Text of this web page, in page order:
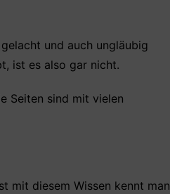
und auch ungläubig
ist es also gar nicht.
Seiten sind mit vielen
mit diesem Wissen kennt man